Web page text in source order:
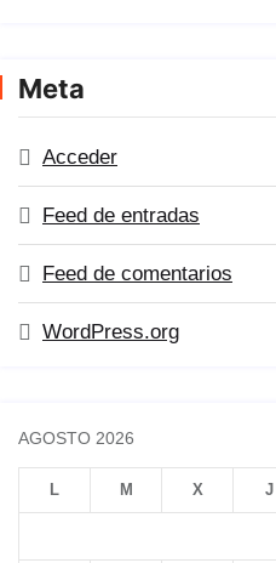
Meta
Acceder
Feed de entradas
Feed de comentarios
WordPress.org
AGOSTO 2026
L M X J